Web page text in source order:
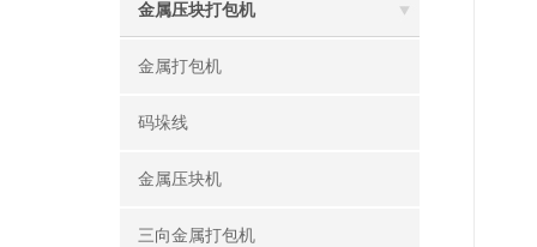
金属压块打包机
金属打包机
码垛线
金属压块机
三向金属打包机